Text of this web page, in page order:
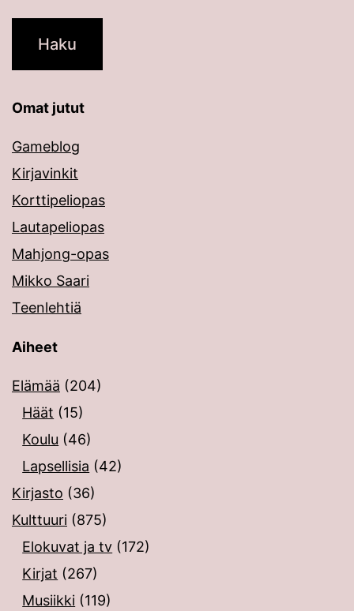
Omat jutut
Gameblog
Kirjavinkit
Korttipeliopas
Lautapeliopas
Mahjong-opas
Mikko Saari
Teenlehtiä
Aiheet
Elämää (204)
Häät (15)
Koulu (46)
Lapsellisia (42)
Kirjasto (36)
Kulttuuri (875)
Elokuvat ja tv (172)
Kirjat (267)
Musiikki (119)